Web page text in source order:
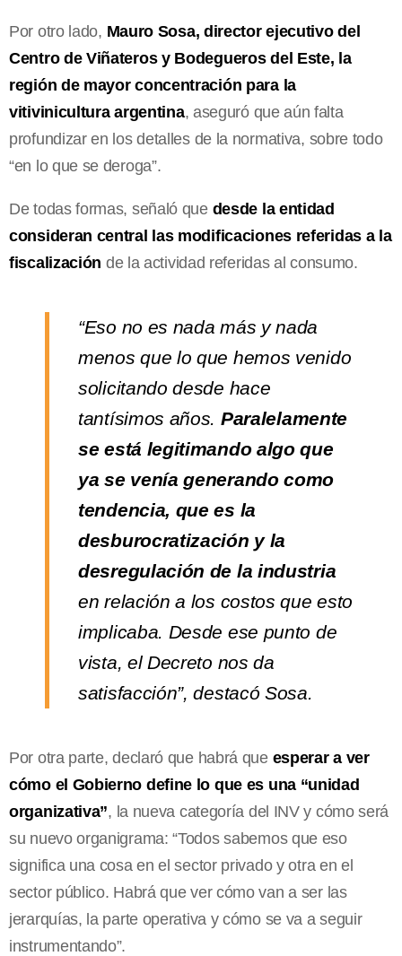
Por otro lado, Mauro Sosa, director ejecutivo del
Centro de Viñateros y Bodegueros del Este, la
región de mayor concentración para la
vitivinicultura argentina, aseguró que aún falta
profundizar en los detalles de la normativa, sobre todo
“en lo que se deroga”.
De todas formas, señaló que desde la entidad
consideran central las modificaciones referidas a la
fiscalización de la actividad referidas al consumo.
“Eso no es nada más y nada
menos que lo que hemos venido
solicitando desde hace
tantísimos años. Paralelamente
se está legitimando algo que
ya se venía generando como
tendencia, que es la
desburocratización y la
desregulación de la industria
en relación a los costos que esto
implicaba. Desde ese punto de
vista, el Decreto nos da
satisfacción”, destacó Sosa.
Por otra parte, declaró que habrá que esperar a ver
cómo el Gobierno define lo que es una “unidad
organizativa”, la nueva categoría del INV y cómo será
su nuevo organigrama: “Todos sabemos que eso
significa una cosa en el sector privado y otra en el
sector público. Habrá que ver cómo van a ser las
jerarquías, la parte operativa y cómo se va a seguir
instrumentando”.